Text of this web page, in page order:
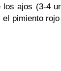
ajos (3-4
pimiento